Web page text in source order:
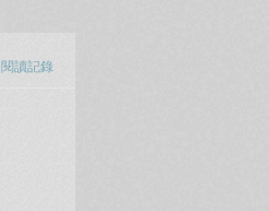
閱讀記錄